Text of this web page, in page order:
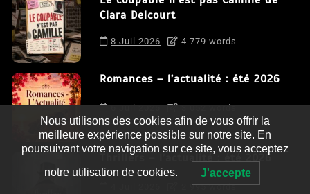
Clara Delcourt
8 Juil 2026 4 779 words
Romances – l’actualité : été 2026
6 Juil 2026 3 052 words
Thrillers – l’actualité : été 2026
2 995 words
Nous utilisons des cookies afin de vous offrir la
meilleure expérience possible sur notre site. En
poursuivant votre navigation sur ce site, vous acceptez
notre utilisation de cookies. J'accepte